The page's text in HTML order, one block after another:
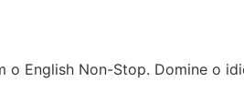
English Non-Stop. Domine o